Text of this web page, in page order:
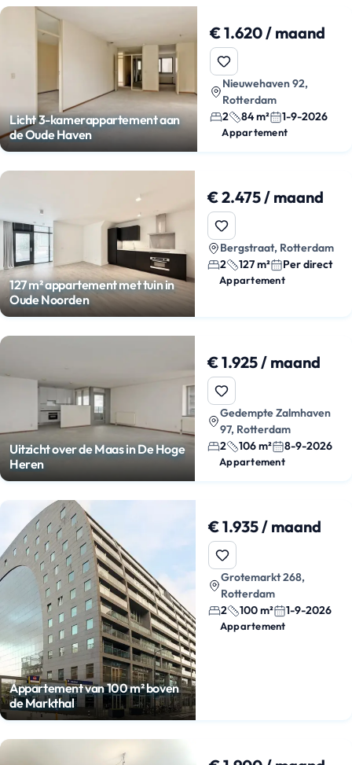
Licht 3-kamerappartement aan
de Oude Haven
€ 1.620 / maand
Nieuwehaven 92,
Rotterdam
2
84 m² 1-9-2026
Appartement
127 m² appartement met tuin in
Oude Noorden
€ 2.475 / maand
Bergstraat, Rotterdam
2
127 m² Per direct
Appartement
Uitzicht over de Maas in De Hoge
Heren
€ 1.925 / maand
Gedempte Zalmhaven
97, Rotterdam
2
106 m² 8-9-2026
Appartement
Appartement van 100 m² boven
de Markthal
€ 1.935 / maand
Grotemarkt 268,
Rotterdam
2
100 m² 1-9-2026
Appartement